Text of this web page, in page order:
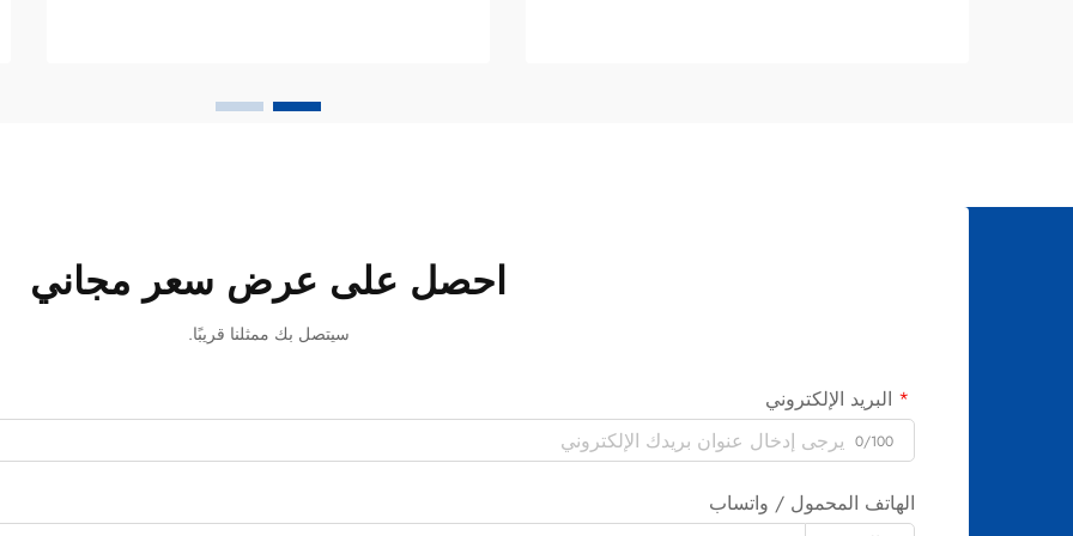
احصل على عرض سعر مجاني
سيتصل بك ممثلنا قريبًا.
البريد الإلكتروني
0/100
الهاتف المحمول / واتساب